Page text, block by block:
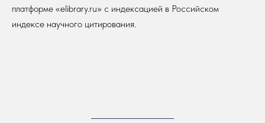
платформе «elibrary.ru» с индексацией в Российском
индексе научного цитирования.